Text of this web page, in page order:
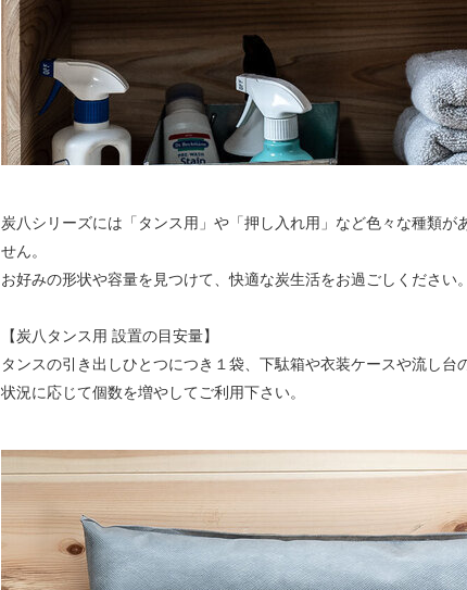
炭八シリーズには「タンス用」や「押し入れ用」など色々な種類が
せん。
お好みの形状や容量を見つけて、快適な炭生活をお過ごしください。
【炭八タンス用 設置の目安量】
タンスの引き出しひとつにつき１袋、下駄箱や衣装ケースや流し台
状況に応じて個数を増やしてご利用下さい。